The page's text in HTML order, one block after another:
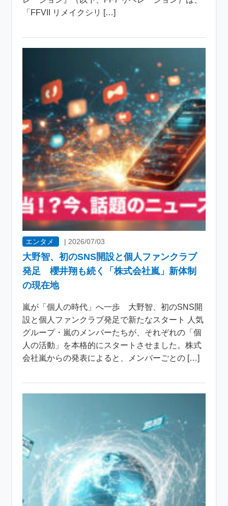
「FFVII リメイクシリ […]
エンタメ | 2026/07/03
大野智、初のSNS開設と個人ファンクラブ
発足 櫻井翔も続く「株式会社嵐」新体制
の現在地
嵐が「個人の時代」へ一歩 大野智、初のSNS開
設と個人ファンクラブ発足で新たなスタート 人気
グループ・嵐のメンバーたちが、それぞれの「個
人の活動」を本格的にスタートさせました。株式
会社嵐からの発表によると、メンバーごとの […]